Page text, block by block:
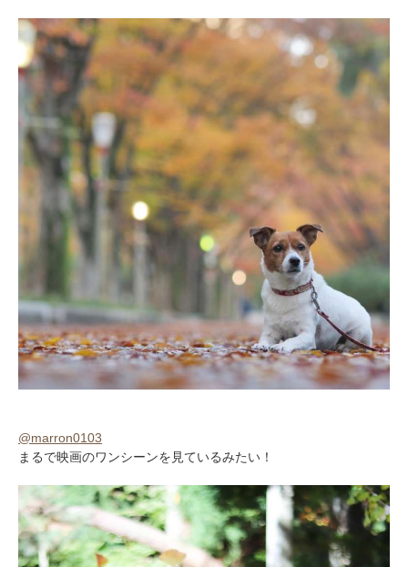
@marron0103
まるで映画のワンシーンを見ているみたい！